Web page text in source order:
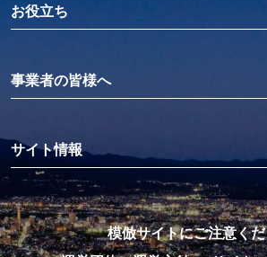
お役立ち
事業者の皆様へ
サイト情報
模倣サイトにご注意く